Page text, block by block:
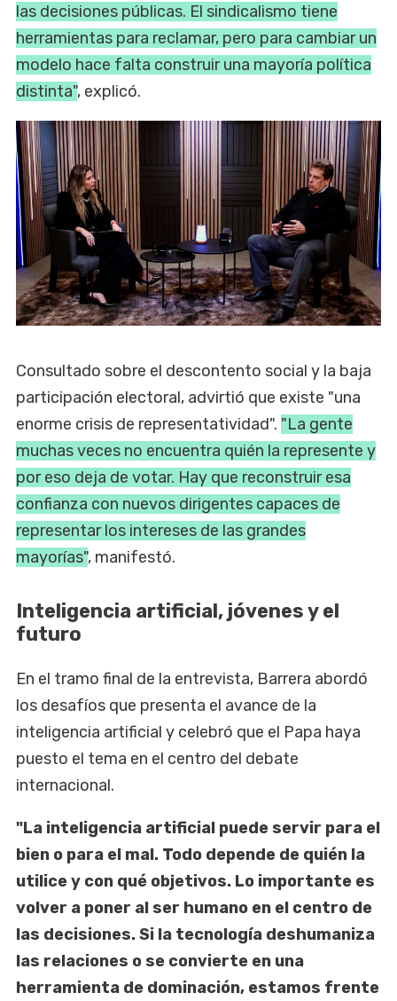
las decisiones públicas. El sindicalismo tiene
herramientas para reclamar, pero para cambiar un
modelo hace falta construir una mayoría política
distinta", explicó.
Consultado sobre el descontento social y la baja
participación electoral, advirtió que existe "una
enorme crisis de representatividad". "La gente
muchas veces no encuentra quién la represente y
por eso deja de votar. Hay que reconstruir esa
confianza con nuevos dirigentes capaces de
representar los intereses de las grandes
mayorías", manifestó.
Inteligencia artificial, jóvenes y el
futuro
En el tramo final de la entrevista, Barrera abordó
los desafíos que presenta el avance de la
inteligencia artificial y celebró que el Papa haya
puesto el tema en el centro del debate
internacional.
"La inteligencia artificial puede servir para el
bien o para el mal. Todo depende de quién la
utilice y con qué objetivos. Lo importante es
volver a poner al ser humano en el centro de
las decisiones. Si la tecnología deshumaniza
las relaciones o se convierte en una
herramienta de dominación, estamos frente